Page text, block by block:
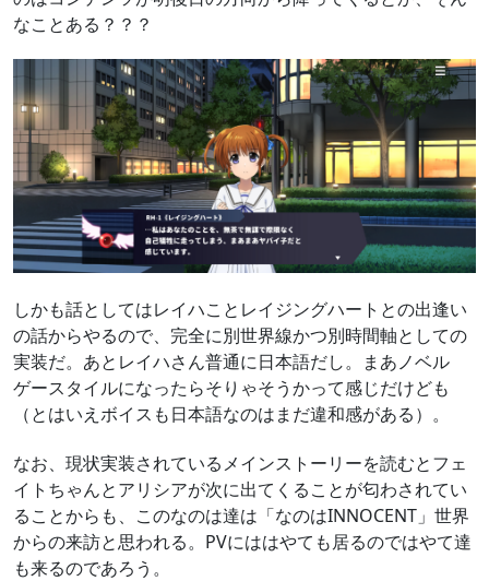
なことある？？？
しかも話としてはレイハことレイジングハートとの出逢い
の話からやるので、完全に別世界線かつ別時間軸としての
実装だ。あとレイハさん普通に日本語だし。まあノベル
ゲースタイルになったらそりゃそうかって感じだけども
（とはいえボイスも日本語なのはまだ違和感がある）。
なお、現状実装されているメインストーリーを読むとフェ
イトちゃんとアリシアが次に出てくることが匂わされてい
ることからも、このなのは達は「なのはINNOCENT」世界
からの来訪と思われる。PVにははやても居るのではやて達
も来るのであろう。